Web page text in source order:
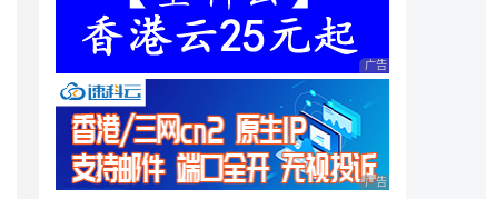
广告 商业广告，理性
广告 商业广告，理性